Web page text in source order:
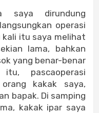
saya dirundung
operasi
itu saya melihat
lama, bahkan
yang benar-benar
pascaoperasi
kakak saya,
bapak. Di samping
kakak ipar saya